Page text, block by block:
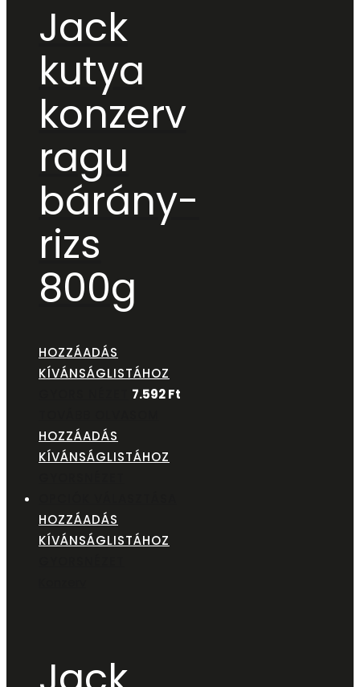
Jack
kutya
konzerv
ragu
bárány-
rizs
800g
HOZZÁADÁS
KÍVÁNSÁGLISTÁHOZ
7.592Ft
HOZZÁADÁS
KÍVÁNSÁGLISTÁHOZ
HOZZÁADÁS
KÍVÁNSÁGLISTÁHOZ